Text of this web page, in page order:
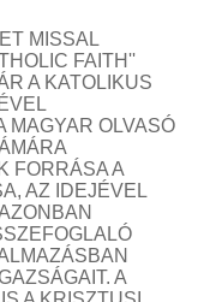
MISSAL
FAITH''
A KATOLIKUS
MAGYAR OLVASÓ
FORRÁSA A
AZ IDEJÉVEL
A